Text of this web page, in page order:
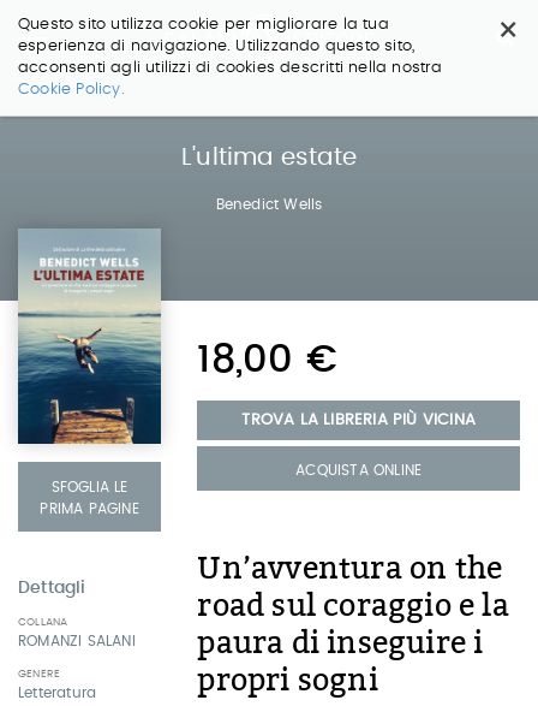
×
Questo sito utilizza cookie per migliorare la tua
esperienza di navigazione. Utilizzando questo sito,
acconsenti agli utilizzi di cookies descritti nella nostra
Cookie Policy.
Salta
L'ultima estate
Benedict Wells
SFOGLIA LE
PRIMA PAGINE
Dettagli
COLLANA
ROMANZI SALANI
GENERE
Letteratura
18,00 €
TROVA LA LIBRERIA PIÙ VICINA
ACQUISTA ONLINE
Un’avventura on the
road sul coraggio e la
paura di inseguire i
propri sogni